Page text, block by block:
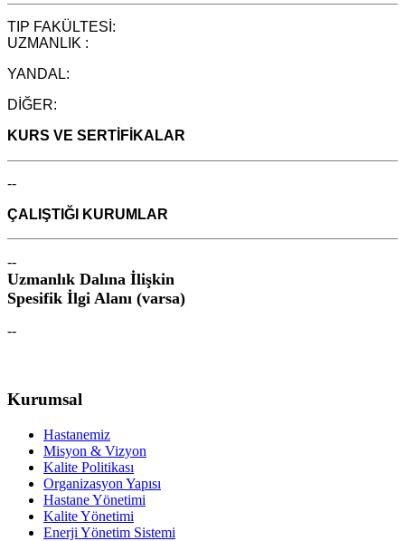
TIP FAKÜLTESİ:
UZMANLIK :
YANDAL:
DİĞER:
KURS VE SERTİFİKALAR
--
ÇALIŞTIĞI KURUMLAR
--
Uzmanlık Dalına İlişkin
Spesifik İlgi Alanı (varsa)
--
Kurumsal
Hastanemiz
Misyon & Vizyon
Kalite Politikası
Organizasyon Yapısı
Hastane Yönetimi
Kalite Yönetimi
Enerji Yönetim Sistemi